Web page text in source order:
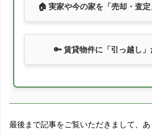
🏠 実家や今の家を「売却・査
🔑 賃貸物件に「引っ越し」
最後まで記事をご覧いただきまして、